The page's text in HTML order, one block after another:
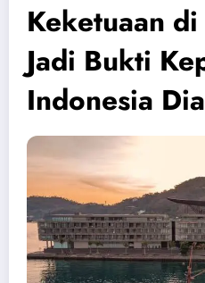
Keketuaan
Jadi Bukti
Indonesia